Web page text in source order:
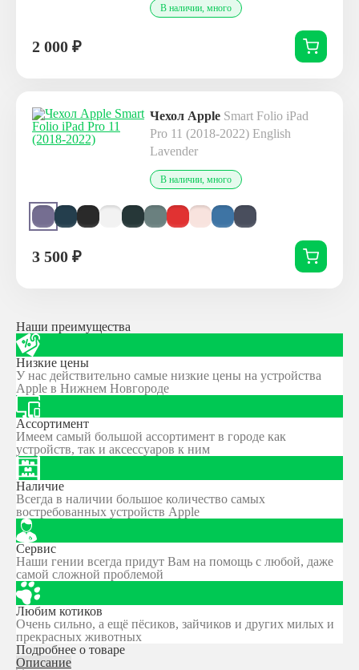
В наличии, много
2 000 ₽
Чехол Apple Smart Folio iPad
Pro 11 (2018-2022) English
Lavender
В наличии, много
3 500 ₽
Наши преимущества
Низкие цены
У нас действительно самые низкие цены на устройства
Apple в Нижнем Новгороде
Ассортимент
Имеем самый большой ассортимент в городе как
устройств, так и аксессуаров к ним
Наличие
Всегда в наличии большое количество самых
востребованных устройств Apple
Сервис
Наши гении всегда придут Вам на помощь с любой, даже
самой сложной проблемой
Любим котиков
Очень сильно, а ещё пёсиков, зайчиков и других милых и
прекрасных животных
Подробнее о товаре
Описание